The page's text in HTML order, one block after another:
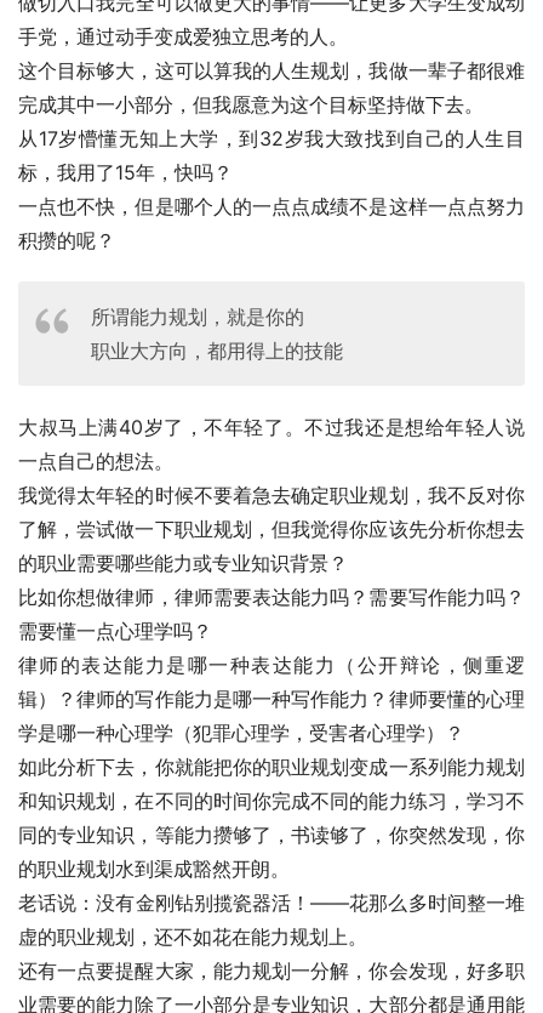
手党，通过动手变成爱独立思考的人。
这个目标够大，这可以算我的人生规划，我做一辈子都很难
完成其中一小部分，但我愿意为这个目标坚持做下去。
从17岁懵懂无知上大学，到32岁我大致找到自己的人生目
标，我用了15年，快吗？
一点也不快，但是哪个人的一点点成绩不是这样一点点努力
积攒的呢？
所谓能力规划，就是你的
职业大方向，都用得上的技能
大叔马上满40岁了，不年轻了。不过我还是想给年轻人说
一点自己的想法。
我觉得太年轻的时候不要着急去确定职业规划，我不反对你
了解，尝试做一下职业规划，但我觉得你应该先分析你想去
的职业需要哪些能力或专业知识背景？
比如你想做律师，律师需要表达能力吗？需要写作能力吗？
需要懂一点心理学吗？
律师的表达能力是哪一种表达能力（公开辩论，侧重逻
辑）？律师的写作能力是哪一种写作能力？律师要懂的心理
学是哪一种心理学（犯罪心理学，受害者心理学）？
如此分析下去，你就能把你的职业规划变成一系列能力规划
和知识规划，在不同的时间你完成不同的能力练习，学习不
同的专业知识，等能力攒够了，书读够了，你突然发现，你
的职业规划水到渠成豁然开朗。
老话说：没有金刚钻别揽瓷器活！——花那么多时间整一堆
虚的职业规划，还不如花在能力规划上。
还有一点要提醒大家，能力规划一分解，你会发现，好多职
业需要的能力除了一小部分是专业知识，大部分都是通用能